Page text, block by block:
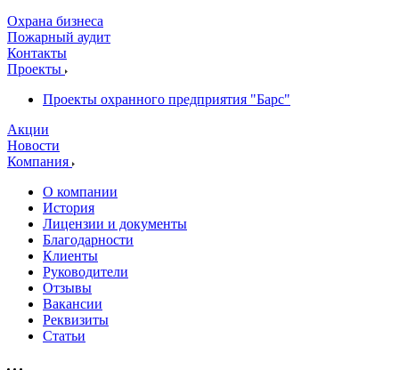
Охрана бизнеса
Пожарный аудит
Контакты
Проекты
Проекты охранного предприятия "Барс"
Акции
Новости
Компания
О компании
История
Лицензии и документы
Благодарности
Клиенты
Руководители
Отзывы
Вакансии
Реквизиты
Статьи